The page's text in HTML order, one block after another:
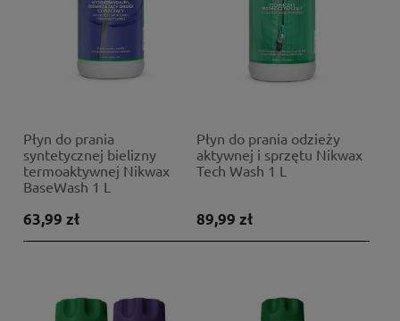
Płyn do prania
syntetycznej bielizny
termoaktywnej Nikwax
BaseWash 1 L
63,99 zł
Płyn do prania odzieży
aktywnej i sprzętu Nikwax
Tech Wash 1 L
89,99 zł